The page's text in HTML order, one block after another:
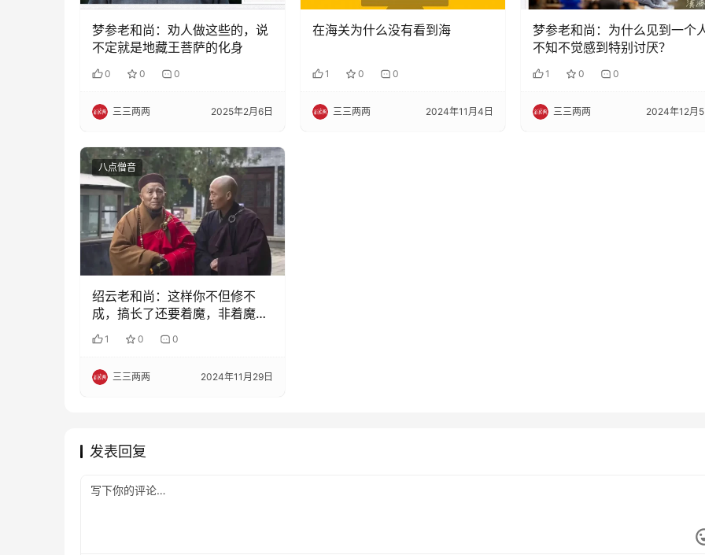
梦参老和尚：劝人做这些的，说
不定就是地藏王菩萨的化身
0 0 0
三三两两 2025年2月6日
在海关为什么没有看到海
1 0 0
三三两两 2024年11月4日
梦参老和尚：为什么见到一个
不知不觉感到特别讨厌？
1 0 0
三三两两 2024年12月
八点僧音
绍云老和尚：这样你不但修不
成，搞长了还要着魔，非着魔不
可
1 0 0
三三两两 2024年11月29日
发表回复